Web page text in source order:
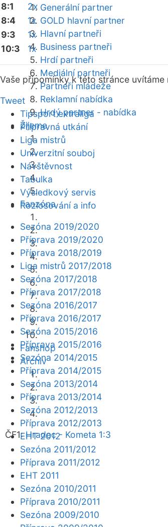
Generální partner
GOLD hlavní partner
Hlavní partneři
Business partneři
Hrdí partneři
Mediální partneři
Partneři mládeže
Reklamní nabídka
Hrdý partner - nabídka
Žijeme
Fanzóna
Fanshop
Archiv
ČF1:Hradec - Kometa 1:3
8:1
2x
8:4
1x
9:3
1x
10:3
1x
Vaše připomínky k této stránce uvítáme
Tweet
Tipsport extraliga
Přípravná utkání
Liga mistrů
Univerzitní souboj
Návštěvnost
Tabulka
Výsledkový servis
Rozlosování a info
Sezóna 2019/2020
Příprava 2019/2020
Příprava 2018/2019
Liga mistrů 2017/2018
Sezóna 2017/2018
Příprava 2017/2018
Sezóna 2016/2017
Příprava 2016/2017
Sezóna 2015/2016
Příprava 2015/2016
Sezóna 2014/2015
Příprava 2014/2015
Sezóna 2013/2014
Příprava 2013/2014
Sezóna 2012/2013
Příprava 2012/2013
EHT 2012
Sezóna 2011/2012
Příprava 2011/2012
EHT 2011
Sezóna 2010/2011
Příprava 2010/2011
Sezóna 2009/2010